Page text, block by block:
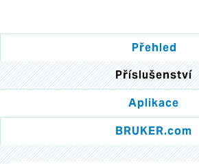
Přehled
Příslušenství
Aplikace
BRUKER.com